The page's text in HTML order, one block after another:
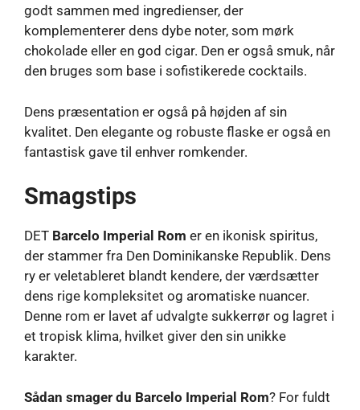
godt sammen med ingredienser, der
komplementerer dens dybe noter, som mørk
chokolade eller en god cigar. Den er også smuk, når
den bruges som base i sofistikerede cocktails.
Dens præsentation er også på højden af ​​sin
kvalitet. Den elegante og robuste flaske er også en
fantastisk gave til enhver romkender.
Smagstips
DET Barcelo Imperial Rom er en ikonisk spiritus,
der stammer fra Den Dominikanske Republik. Dens
ry er veletableret blandt kendere, der værdsætter
dens rige kompleksitet og aromatiske nuancer.
Denne rom er lavet af udvalgte sukkerrør og lagret i
et tropisk klima, hvilket giver den sin unikke
karakter.
Sådan smager du Barcelo Imperial Rom? For fuldt